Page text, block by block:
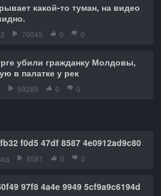
какой-то туман, на видео
70045 0 0
убили гражданку Молдовы,
в палатке у рек
59289 0 0
f0d5 47df 8587 4e0912ad9c80
8581 0 0
97f8 4a4e 9949 5cf9a9c6194d